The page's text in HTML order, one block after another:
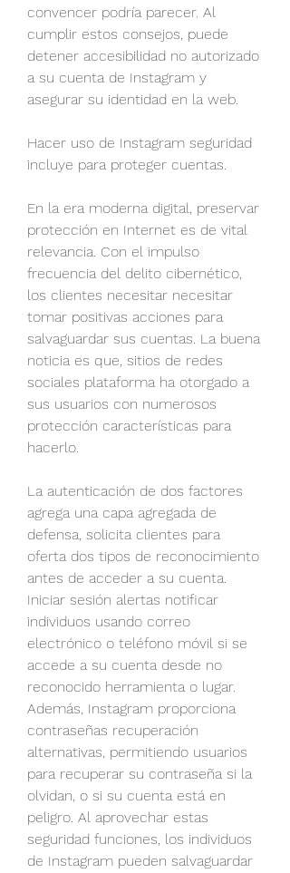
convencer podría parecer. Al
cumplir estos consejos, puede
detener accesibilidad no autorizado
a su cuenta de Instagram y
asegurar su identidad en la web.
Hacer uso de Instagram seguridad
incluye para proteger cuentas.
En la era moderna digital, preservar
protección en Internet es de vital
relevancia. Con el impulso
frecuencia del delito cibernético,
los clientes necesitar necesitar
tomar positivas acciones para
salvaguardar sus cuentas. La buena
noticia es que, sitios de redes
sociales plataforma ha otorgado a
sus usuarios con numerosos
protección características para
hacerlo.
La autenticación de dos factores
agrega una capa agregada de
defensa, solicita clientes para
oferta dos tipos de reconocimiento
antes de acceder a su cuenta.
Iniciar sesión alertas notificar
individuos usando correo
electrónico o teléfono móvil si se
accede a su cuenta desde no
reconocido herramienta o lugar.
Además, Instagram proporciona
contraseñas recuperación
alternativas, permitiendo usuarios
para recuperar su contraseña si la
olvidan, o si su cuenta está en
peligro. Al aprovechar estas
seguridad funciones, los individuos
de Instagram pueden salvaguardar